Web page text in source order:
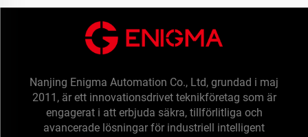
Nanjing Enigma Automation Co., Ltd, grundad i maj
2011, är ett innovationsdrivet teknikföretag som är
engagerat i att erbjuda säkra, tillförlitliga och
avancerade lösningar för industriell intelligent